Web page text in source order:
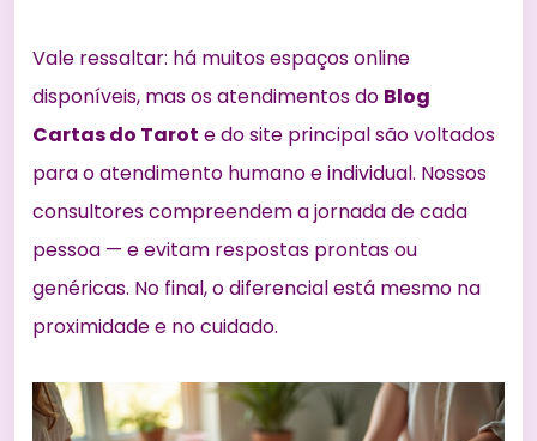
Vale ressaltar: há muitos espaços online
disponíveis, mas os atendimentos do Blog
Cartas do Tarot e do site principal são voltados
para o atendimento humano e individual. Nossos
consultores compreendem a jornada de cada
pessoa — e evitam respostas prontas ou
genéricas. No final, o diferencial está mesmo na
proximidade e no cuidado.